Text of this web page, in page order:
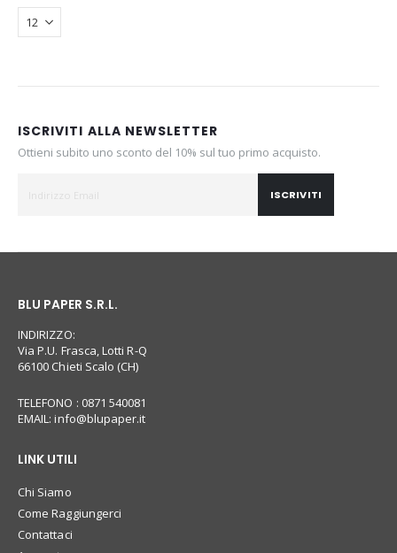
ISCRIVITI ALLA NEWSLETTER
Ottieni subito uno sconto del 10% sul tuo primo acquisto.
ISCRIVITI
BLU PAPER S.R.L.
INDIRIZZO:
Via P.U. Frasca, Lotti R-Q
66100 Chieti Scalo (CH)
TELEFONO : 0871 540081
EMAIL:info@blupaper.it
LINK UTILI
Chi Siamo
Come Raggiungerci
Contattaci